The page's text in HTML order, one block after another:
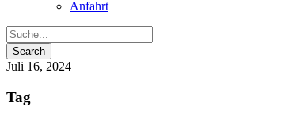
Anfahrt
Juli 16, 2024
Tag